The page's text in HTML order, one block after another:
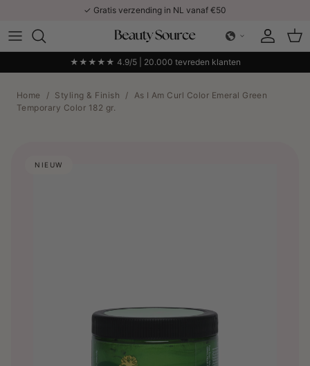
✓ Gratis verzending in NL vanaf €50
Account
★★★★★ 4.9/5 | 20.000 tevreden klanten
Home / Styling & Finish / As I Am Curl Color Emeral Green
Temporary Color 182 gr.
NIEUW